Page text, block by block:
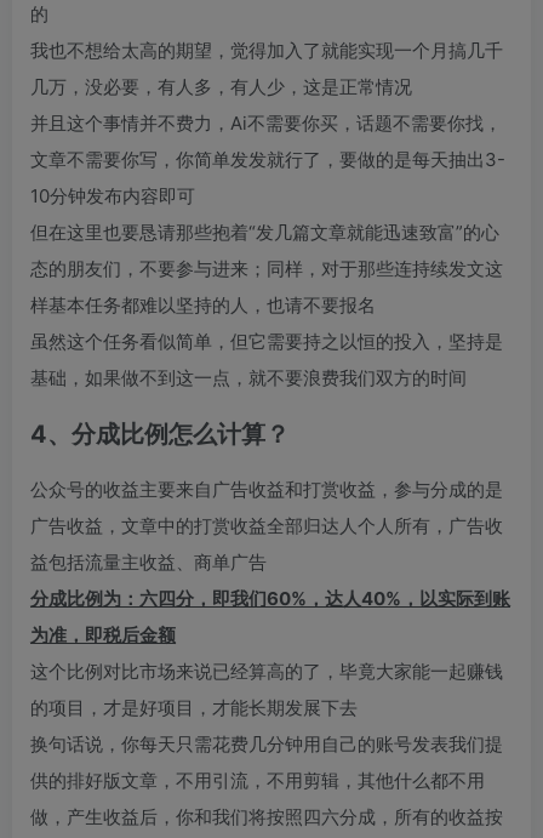
的
我也不想给太高的期望，觉得加入了就能实现一个月搞几千
几万，没必要，有人多，有人少，这是正常情况
并且这个事情并不费力，Ai不需要你买，话题不需要你找，
文章不需要你写，你简单发发就行了，要做的是每天抽出3-
10分钟发布内容即可
但在这里也要恳请那些抱着“发几篇文章就能迅速致富”的心
态的朋友们，不要参与进来；同样，对于那些连持续发文这
样基本任务都难以坚持的人，也请不要报名
虽然这个任务看似简单，但它需要持之以恒的投入，坚持是
基础，如果做不到这一点，就不要浪费我们双方的时间
4、分成比例怎么计算？
公众号的收益主要来自广告收益和打赏收益，参与分成的是
广告收益，文章中的打赏收益全部归达人个人所有，广告收
益包括流量主收益、商单广告
分成比例为：六四分，即我们60%，达人40%，以实际到账
为准，即税后金额
这个比例对比市场来说已经算高的了，毕竟大家能一起赚钱
的项目，才是好项目，才能长期发展下去
换句话说，你每天只需花费几分钟用自己的账号发表我们提
供的排好版文章，不用引流，不用剪辑，其他什么都不用
做，产生收益后，你和我们将按照四六分成，所有的收益按